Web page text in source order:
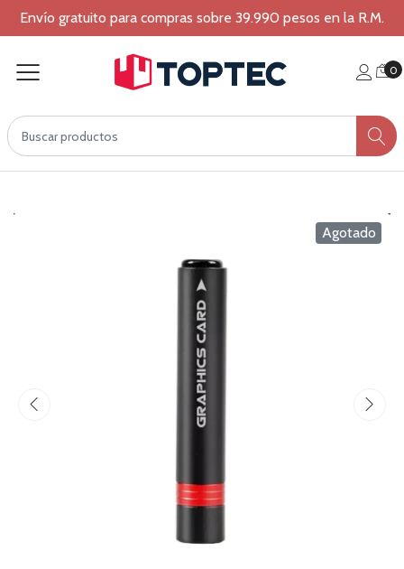
Envío gratuito para compras sobre 39.990 pesos en la R.M.
0
Agotado